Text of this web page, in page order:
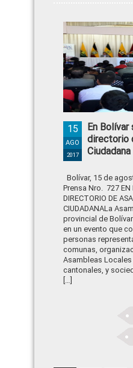
En Bolívar
directorio
Ciudadana
15
AGO
2017
Bolívar, 15 de
Prensa Nro. 727 EN
DIRECTORIO DE
CIUDADANALa
provincial de
en un evento que
personas
comunas,
Asambleas
cantonales, y
[…]